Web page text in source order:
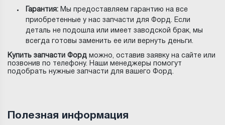
Гарантия: Мы предоставляем гарантию на все
приобретенные у нас запчасти для Форд. Если
деталь не подошла или имеет заводской брак, мы
всегда готовы заменить ее или вернуть деньги.
Купить запчасти Форд можно, оставив заявку на сайте или
позвонив по телефону. Наши менеджеры помогут
подобрать нужные запчасти для вашего Форд.
Полезная информация